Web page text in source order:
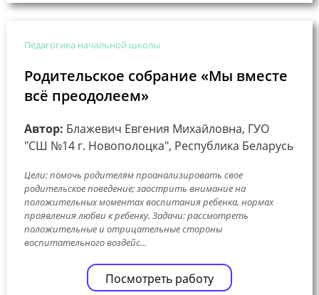
Педагогика начальной школы
Родительское собрание «Мы вместе
всё преодолеем»
Автор: Блажевич Евгения Михайловна, ГУО
"СШ №14 г. Новополоцка", Республика Беларусь
Цели: помочь родителям проанализировать свое
родительское поведение; заострить внимание на
положительных моментах воспитания ребенка, нормах
проявления любви к ребенку. Задачи: рассмотреть
положительные и отрицательные стороны
воспитательного воздейс...
Посмотреть работу